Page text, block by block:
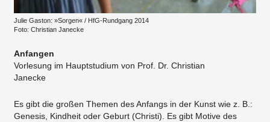
Julie Gaston: »Sorgen« / HfG-Rundgang 2014
Foto: Christian Janecke
Anfangen
Vorlesung im Hauptstudium von Prof. Dr. Christian
Janecke
Es gibt die großen Themen des Anfangs in der Kunst wie z. B.:
Genesis, Kindheit oder Geburt (Christi). Es gibt Motive des